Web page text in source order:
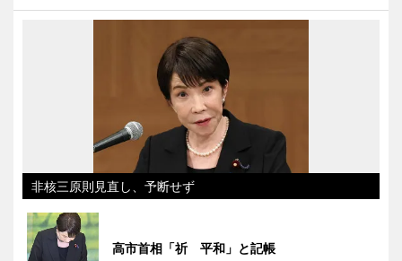
非核三原則見直し、予断せず
高市首相「祈 平和」と記帳